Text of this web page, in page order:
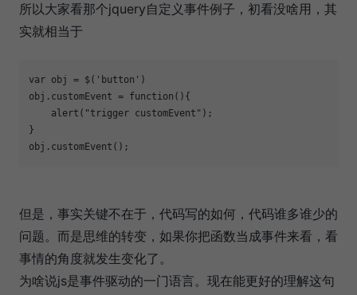
所以大家看那个jquery自定义事件例子，初看没啥用，其
实就相当于
var obj = $('button')
obj.customEvent = function(){
    alert("trigger customEvent");
}
obj.customEvent();
但是，事实关键不在于，代码写的如何，代码谁多谁少的
问题。而是思维的转变，如果你把函数当成事件来看，看
事情的角度就发生变化了。
为啥说js是事件驱动的一门语言。现在能更好的理解这句